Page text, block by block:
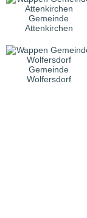
Gemeinde
Attenkirchen
Gemeinde
Wolfersdorf